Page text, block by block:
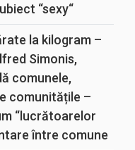
“sexy“
la kilogram –
Simonis,
comunele,
comunitățile –
“lucrătoarelor
între comune